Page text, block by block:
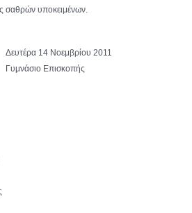
σαθρών υποκειμένων.
Δευτέρα 14 Νοεμβρίου 2011
Γυμνάσιο Επισκοπής